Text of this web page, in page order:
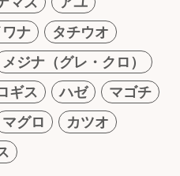
ワナ
タチウオ
メジナ（グレ・クロ）
ギス ハゼ
マゴチ
マグロ
カツオ